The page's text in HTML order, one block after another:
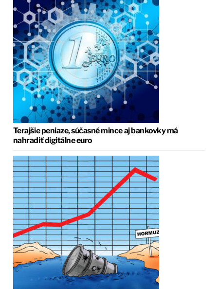
Terajšie peniaze, súčasné mince aj bankovky má
nahradiť digitálne euro